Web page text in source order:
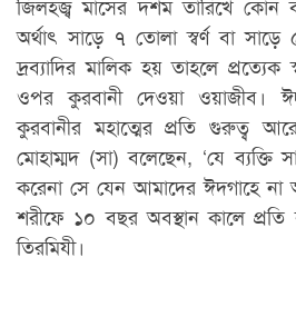
অর্থাৎ সাড়ে ৭ তোলা স্বর্ণ বা
দ্রব্যাদির মালিক হয় তাহলে
ওপর কুরবানী দেওয়া ওয়াজীব।
কুরবানীর মহাত্মের প্রতি গুরুত্ব
মোহাম্মদ (সা) বলেছেন, ‘যে ব্যক্তি
করেনা সে যেন আমাদের ঈদগাহে না
শরীফে ১০ বছর অবস্থান কালে প্রতি
তিরমিযী।